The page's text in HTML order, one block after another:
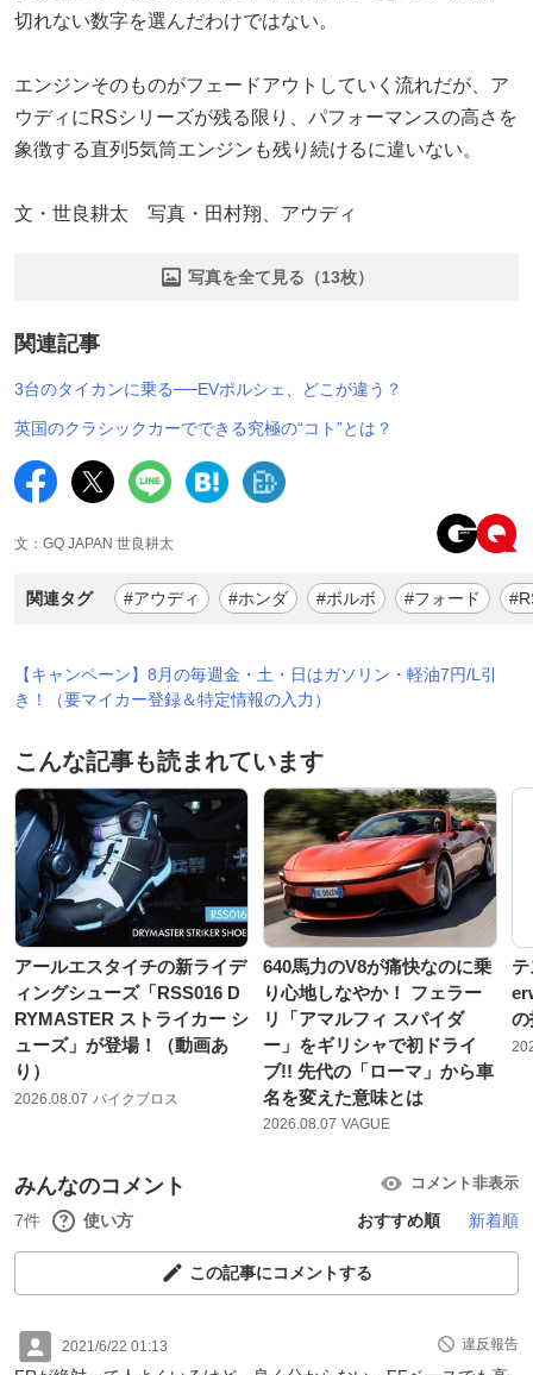
切れない数字を選んだわけではない。
エンジンそのものがフェードアウトしていく流れだが、ア
ウディにRSシリーズが残る限り、パフォーマンスの高さを
象徴する直列5気筒エンジンも残り続けるに違いない。
文・世良耕太 写真・田村翔、アウディ
写真を全て見る（13枚）
関連記事
3台のタイカンに乗る──EVポルシェ、どこが違う？
英国のクラシックカーでできる究極の“コト”とは？
文：GQ JAPAN 世良耕太
関連タグ #アウディ #ホンダ #ボルボ #フォード
【キャンペーン】8月の毎週金・土・日はガソリン・軽油7円/L引
き！（要マイカー登録＆特定情報の入力）
こんな記事も読まれています
アールエスタイチの新ライデ
ィングシューズ「RSS016 D
RYMASTER ストライカー シ
ューズ」が登場！（動画あ
り）
2026.08.07 バイクブロス
640馬力のV8が痛快なのに乗
り心地しなやか！ フェラー
リ「アマルフィ スパイダ
ー」をギリシャで初ドライ
ブ!! 先代の「ローマ」から車
名を変えた意味とは
2026.08.07 VAGUE
の
みんなのコメント コメント非表示
7件 使い方 おすすめ順 新着順
この記事にコメントする
2021/6/22 01:13 違反報告